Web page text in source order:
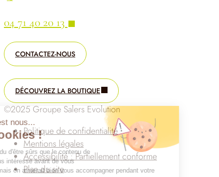
Salut c'est nous...
les Cookies !
On a attendu d'être sûrs que le contenu de
ce site vous intéresse avant de vous
déranger, mais on aimerait bien vous accompagner pendant votre
04 71 40 20 13
CONTACTEZ-NOUS
DÉCOUVREZ LA BOUTIQUE
©2025 Groupe Salers Evolution
Politique de confidentialité
Mentions légales
Accessibilité : Partiellement conforme
Plan du site